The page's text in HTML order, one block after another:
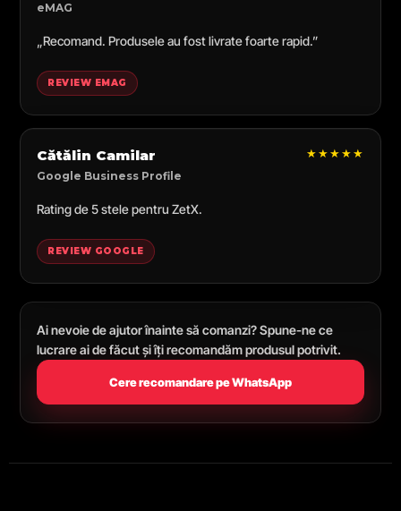
eMAG
„Recomand. Produsele au fost livrate foarte rapid.”
REVIEW EMAG
Cătălin Camilar
Google Business Profile
★★★★★
Rating de 5 stele pentru ZetX.
REVIEW GOOGLE
Ai nevoie de ajutor înainte să comanzi? Spune-ne ce
lucrare ai de făcut și îți recomandăm produsul potrivit.
Cere recomandare pe WhatsApp